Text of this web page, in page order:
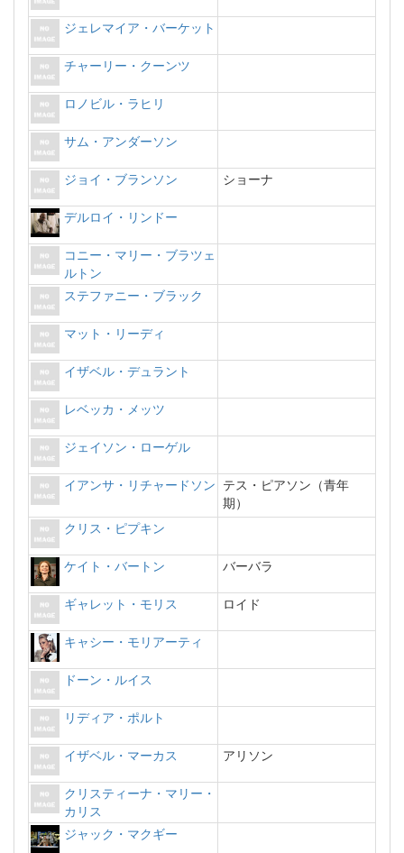
ジェレマイア・バーケット
チャーリー・クーンツ
ロノビル・ラヒリ
サム・アンダーソン
ジョイ・ブランソン ショーナ
デルロイ・リンドー
コニー・マリー・ブラツェ
ルトン
ステファニー・ブラック
マット・リーディ
イザベル・デュラント
レベッカ・メッツ
ジェイソン・ローゲル
イアンサ・リチャードソン
テス・ピアソン（青年
期）
クリス・ピプキン
ケイト・バートン バーバラ
ギャレット・モリス ロイド
キャシー・モリアーティ
ドーン・ルイス
リディア・ポルト
イザベル・マーカス アリソン
クリスティーナ・マリー・
カリス
ジャック・マクギー